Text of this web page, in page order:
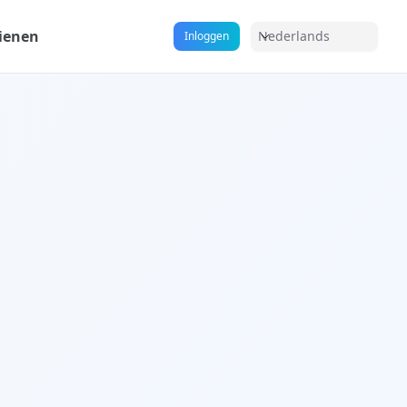
Inloggen Nederlands